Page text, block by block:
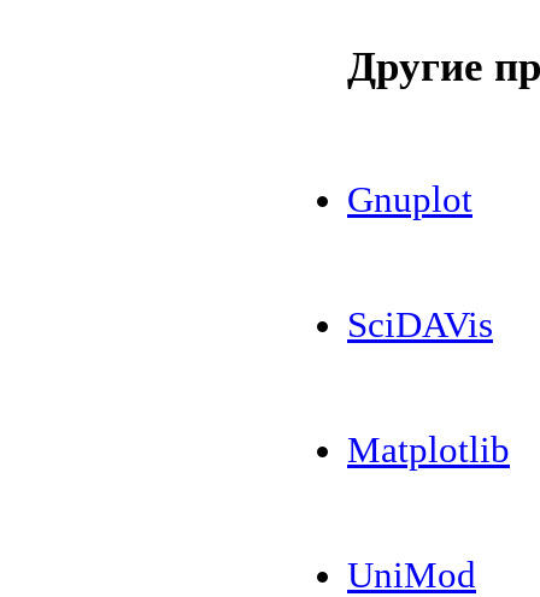
Другие
Gnuplot
SciDAVis
Matplotlib
UniMod